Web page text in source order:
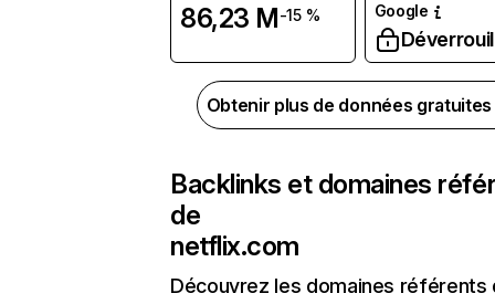
86,23 M-15 %
Google
Obtenir plus de données
Backlinks et domaines
de
netflix.com
Découvrez les domaines référents